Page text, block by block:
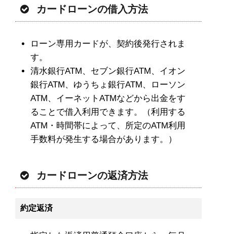
カードローンの借入方法
ローン専用カードが、契約後発行されま
す。
清水銀行ATM、セブン銀行ATM、イオン
銀行ATM、ゆうちょ銀行ATM、ローソン
ATM、イーネットATMなどから出金をす
ることで借入利用できます。（利用する
ATM・時間帯によって、所定のATM利用
手数料が発生する場合があります。）
カードローンの返済方法
約定返済